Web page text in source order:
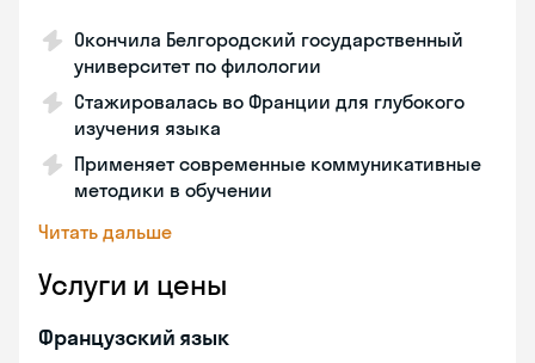
Окончила Белгородский государственный
университет по филологии
Стажировалась во Франции для глубокого
изучения языка
Применяет современные коммуникативные
методики в обучении
Читать дальше
Услуги и цены
Французский язык